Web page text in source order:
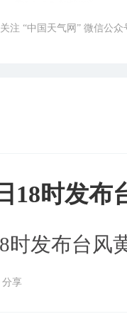
注 “中国天气网” 微信公众
18时发布
时发布台风
分享